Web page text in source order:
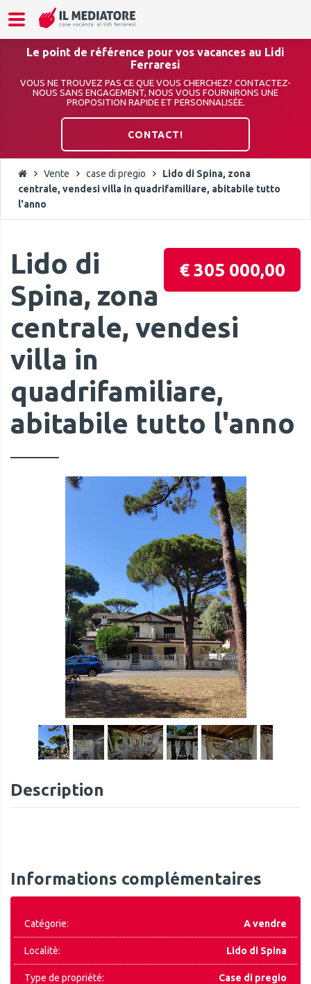
Le point de référence pour vos vacances au Lidi
Ferraresi
VOUS NE TROUVEZ PAS CE QUE VOUS CHERCHEZ? CONTACTEZ-
NOUS SANS ENGAGEMENT, NOUS VOUS FOURNIRONS UNE
PROPOSITION RAPIDE ET PERSONNALISÉE.
CONTACT!
Vente case di pregio
Lido di Spina, zona
centrale, vendesi villa in quadrifamiliare, abitabile tutto
l'anno
€ 305 000,00
Lido di
Spina, zona
centrale, vendesi
villa in
quadrifamiliare,
abitabile tutto l'anno
Description
Informations complémentaires
Catégorie: A vendre
Localitè: Lido di Spina
Type de propriété: Case di pregio